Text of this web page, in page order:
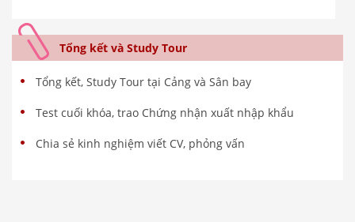
Tổng kết và Study Tour
Tổng kết, Study Tour tại Cảng và Sân bay
Test cuối khóa, trao Chứng nhận xuất nhập khẩu
Chia sẻ kinh nghiệm viết CV, phỏng vấn